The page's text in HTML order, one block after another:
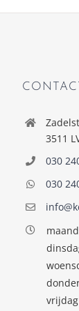
CONTACT
3511
030
030
vrijdag